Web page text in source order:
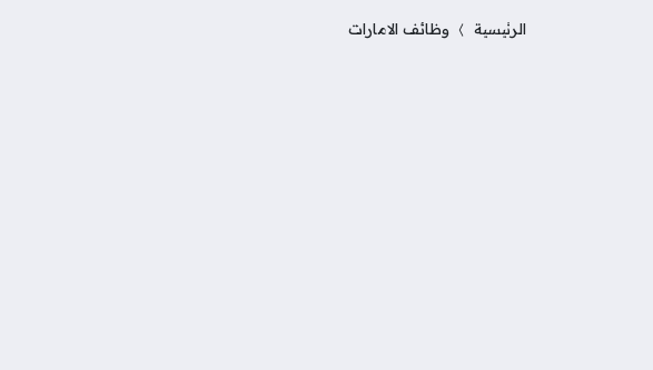
الرئيسية وظائف الامارات